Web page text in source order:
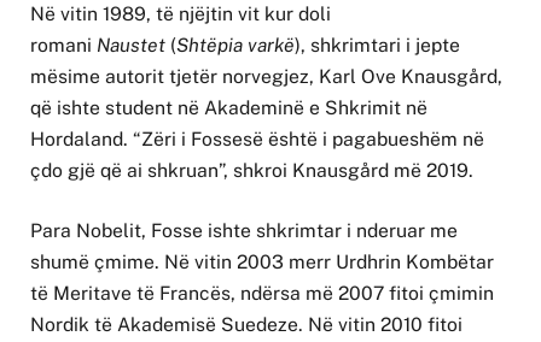
Në vitin 1989, të njëjtin vit kur doli
romani Naustet (Shtëpia varkë), shkrimtari i jepte
mësime autorit tjetër norvegjez, Karl Ove Knausgård,
që ishte student në Akademinë e Shkrimit në
Hordaland. “Zëri i Fossesë është i pagabueshëm në
çdo gjë që ai shkruan”, shkroi Knausgård më 2019.
Para Nobelit, Fosse ishte shkrimtar i nderuar me
shumë çmime. Në vitin 2003 merr Urdhrin Kombëtar
të Meritave të Francës, ndërsa më 2007 fitoi çmimin
Nordik të Akademisë Suedeze. Në vitin 2010 fitoi